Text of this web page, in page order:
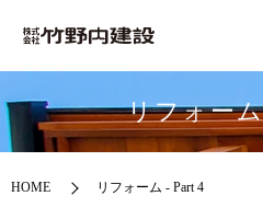
リフォー
HOME リフォーム - Part 4